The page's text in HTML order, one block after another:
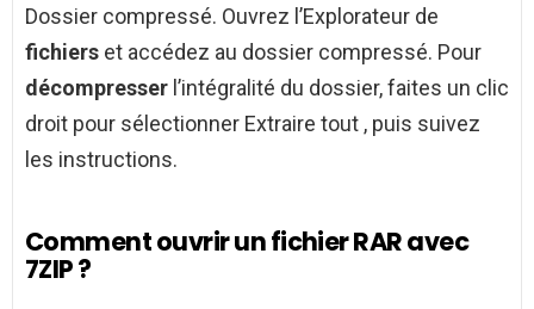
Dossier compressé. Ouvrez l’Explorateur de
fichiers et accédez au dossier compressé. Pour
décompresser l’intégralité du dossier, faites un clic
droit pour sélectionner Extraire tout , puis suivez
les instructions.
Comment ouvrir un fichier RAR avec
7ZIP ?